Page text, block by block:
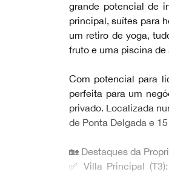
grande potencial de
principal, suítes para
um retiro de yoga,
fruto e uma piscina de
Com potencial para
perfeita para um
privado. Localizada
de Ponta Delgada e
🏡 Destaques da
✅ Villa Principal